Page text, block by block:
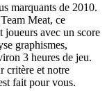
marquants de 2010.
Meat, ce
joueurs avec un score
graphismes,
3 heures de jeu.
critère et notre
fait pour vous.